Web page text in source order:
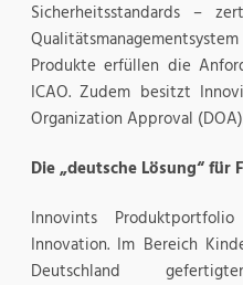
Sicherheitsstandards –
Produkte erfüllen die
ICAO. Zudem besitzt
Organization Approval
Die „deutsche Lösung“ für
Innovints
Innovation. Im Bereich
Deutschland